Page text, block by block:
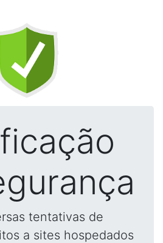
tentativas de
a sites hospedados